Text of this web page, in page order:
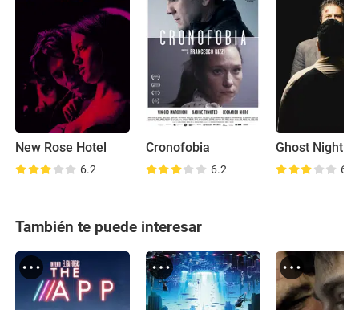
New Rose Hotel
6.2
Cronofobia
6.2
Ghost Night
6.2
También te puede interesar